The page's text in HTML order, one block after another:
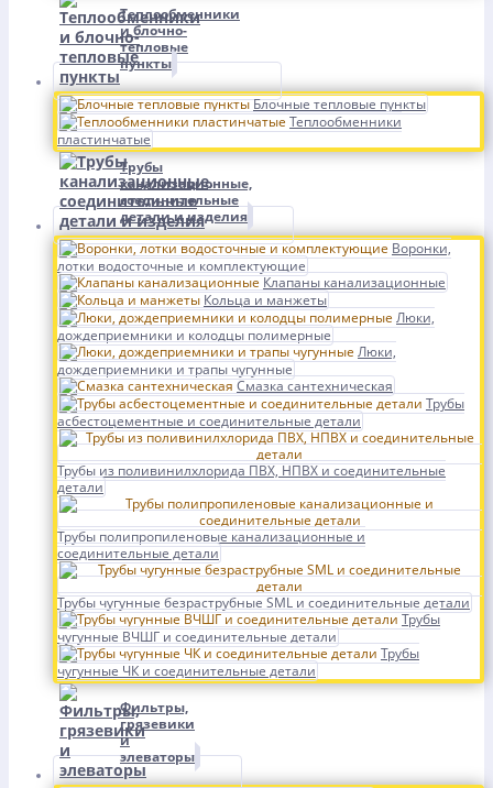
Теплообменники
и блочно-
тепловые
пункты
Блочные тепловые пункты
Теплообменники
пластинчатые
Трубы
канализационные,
соединительные
детали и изделия
Воронки,
лотки водосточные и комплектующие
Клапаны канализационные
Кольца и манжеты
Люки,
дождеприемники и колодцы полимерные
Люки,
дождеприемники и трапы чугунные
Смазка сантехническая
Трубы
асбестоцементные и соединительные детали
Трубы из поливинилхлорида ПВХ, НПВХ и соединительные
детали
Трубы полипропиленовые канализационные и
соединительные детали
Трубы чугунные безраструбные SML и соединительные детали
Трубы
чугунные ВЧШГ и соединительные детали
Трубы
чугунные ЧК и соединительные детали
Фильтры,
грязевики
и
элеваторы